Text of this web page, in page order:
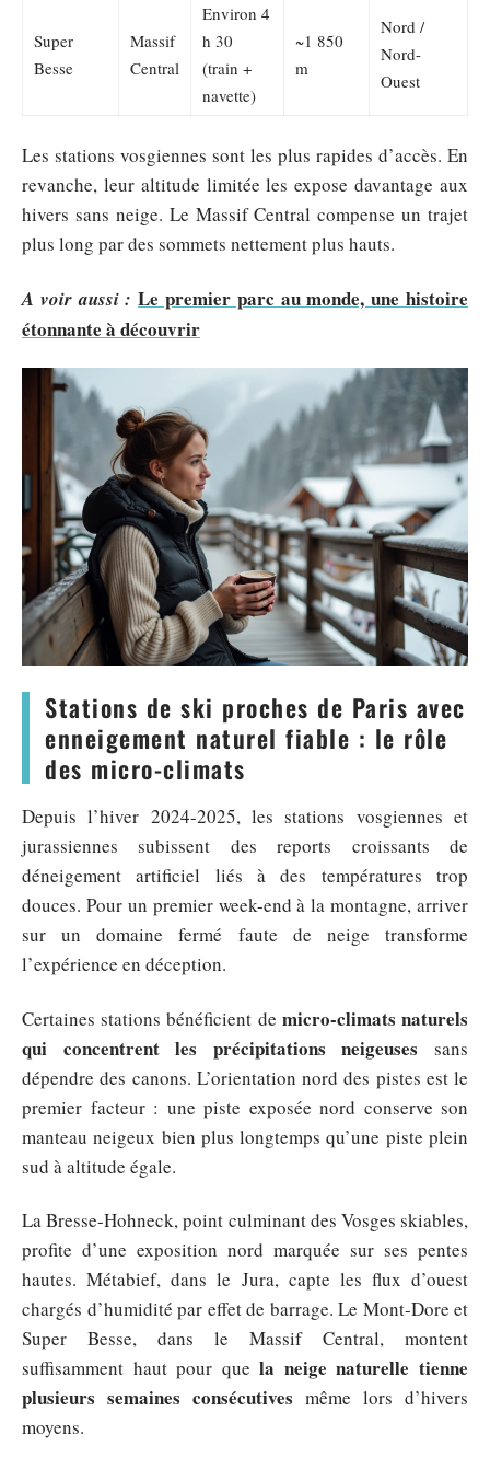
Super
Besse
Massif
Central
Environ 4
h 30
(train +
navette)
~1 850
m
Nord /
Nord-
Ouest
Les stations vosgiennes sont les plus rapides d’accès. En
revanche, leur altitude limitée les expose davantage aux
hivers sans neige. Le Massif Central compense un trajet
plus long par des sommets nettement plus hauts.
A voir aussi : Le premier parc au monde, une histoire
étonnante à découvrir
Stations de ski proches de Paris avec
enneigement naturel fiable : le rôle
des micro-climats
Depuis l’hiver 2024-2025, les stations vosgiennes et
jurassiennes subissent des reports croissants de
déneigement artificiel liés à des températures trop
douces. Pour un premier week-end à la montagne, arriver
sur un domaine fermé faute de neige transforme
l’expérience en déception.
Certaines stations bénéficient de micro-climats naturels
qui concentrent les précipitations neigeuses sans
dépendre des canons. L’orientation nord des pistes est le
premier facteur : une piste exposée nord conserve son
manteau neigeux bien plus longtemps qu’une piste plein
sud à altitude égale.
La Bresse-Hohneck, point culminant des Vosges skiables,
profite d’une exposition nord marquée sur ses pentes
hautes. Métabief, dans le Jura, capte les flux d’ouest
chargés d’humidité par effet de barrage. Le Mont-Dore et
Super Besse, dans le Massif Central, montent
suffisamment haut pour quela neige naturelle tienne
plusieurs semaines consécutives même lors d’hivers
moyens.